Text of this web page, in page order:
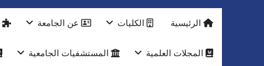
بمعرض الاكاديمية العسكريه علي هامش
النعماني والمدير التنفيذي لشركة وادي النيل
الرئيسية الكليات عن الجامعة
المجلات العلمية المستشفيات الجامعية